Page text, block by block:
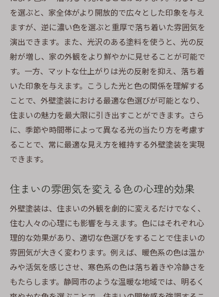
を選ぶと、家全体がより開放的で広々とした印象を与え
ますが、逆に濃い色を選ぶと重厚で落ち着いた雰囲気を
演出できます。また、光沢のある塗料を使うと、光の反
射が増し、家の外観をより鮮やかに見せることが可能で
す。一方、マットな仕上がりは光の反射を抑え、落ち着
いた印象を与えます。こうした光と色の関係を理解する
ことで、外壁塗装における最適な色選びが可能となり、
住まいの魅力を最大限に引き出すことができます。さら
に、季節や時間帯によって異なる光の当たり方を考慮す
ることで、常に最適な見え方を維持する外壁塗装を実現
できます。
住まいの雰囲気を変える色の心理的効果
外壁塗装は、住まいの外観を劇的に変えるだけでなく、
住む人々の心理にも影響を与えます。色にはそれぞれ心
理的な効果があり、適切な色選びをすることで住まいの
雰囲気が大きく変わります。例えば、暖色系の色は温か
みや活気を感じさせ、寒色系の色は落ち着きや冷静さを
もたらします。静岡市のような温暖な地域では、明るく